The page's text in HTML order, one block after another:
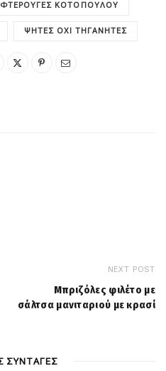
ΦΤΕΡΟΎΓΕΣ ΚΟΤΌΠΟΥΛΟΥ
ΨΗΤΈΣ ΌΧΙ ΤΗΓΑΝΗΤΈΣ
NEXT POST
Μπριζόλες φιλέτο με
σάλτσα μανιταριού με κρασί
ΣΥΝΤΑΓΕΣ